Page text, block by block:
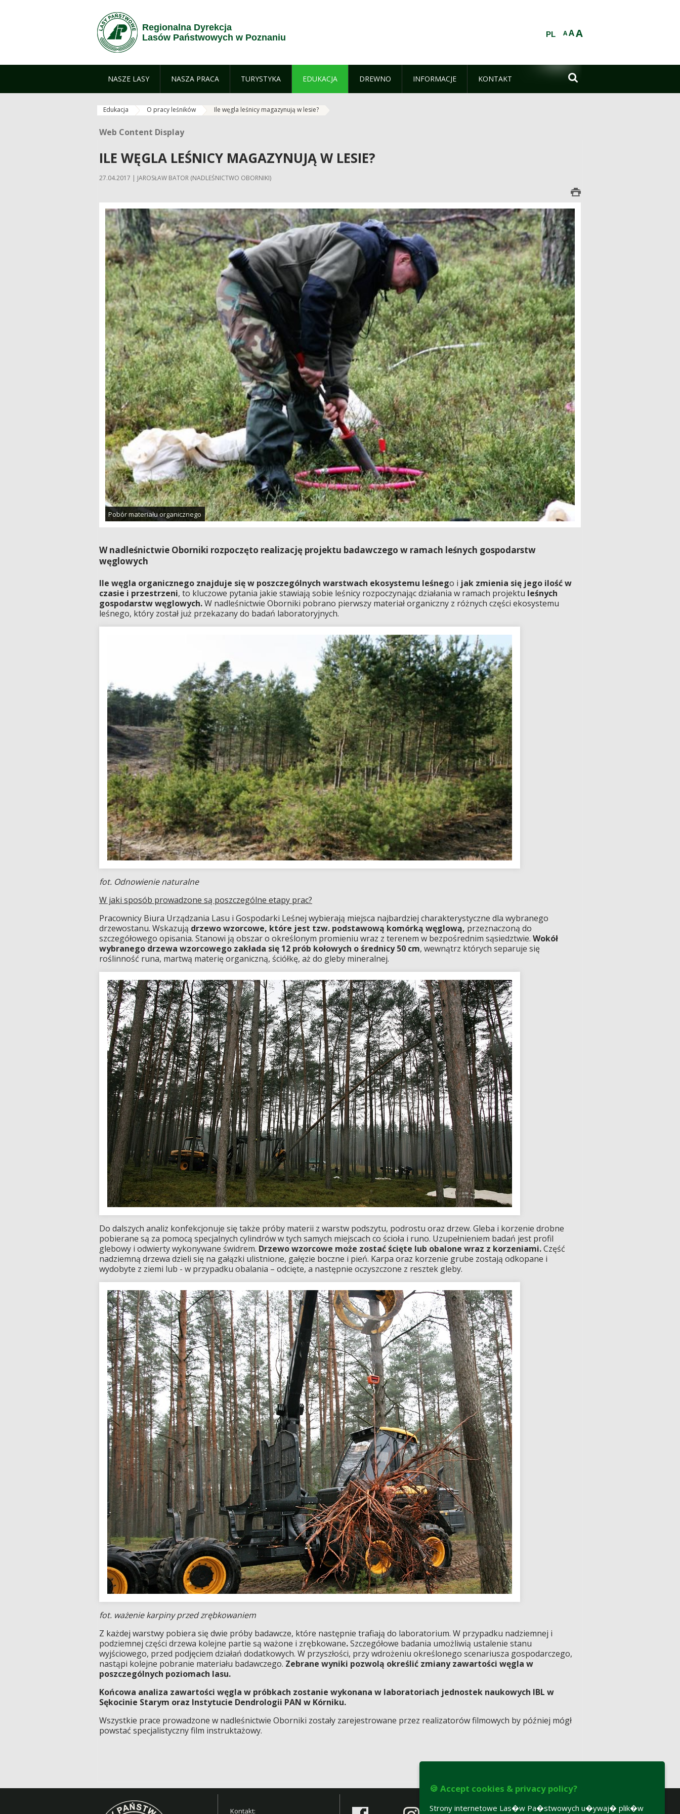
Regionalna Dyrekcja
Lasów Państwowych w Poznaniu
AAA
PL
NASZE LASY NASZA PRACA TURYSTYKA EDUKACJA DREWNO INFORMACJE KONTAKT 
Edukacja O pracy leśników Ile węgla leśnicy magazynują w lesie?
Web Content Display
Web Content Display
ILE WĘGLA LEŚNICY MAGAZYNUJĄ W LESIE?
27.04.2017 | JAROSŁAW BATOR (NADLEŚNICTWO OBORNIKI)
Pobór materiału organicznego
W nadleśnictwie Oborniki rozpoczęto realizację projektu badawczego w ramach leśnych gospodarstw
węglowych
Ile węgla organicznego znajduje się w poszczególnych warstwach ekosystemu leśnego i jak zmienia się jego ilość w
czasie i przestrzeni, to kluczowe pytania jakie stawiają sobie leśnicy rozpoczynając działania w ramach projektu leśnych
gospodarstw węglowych.W nadleśnictwie Oborniki pobrano pierwszy materiał organiczny z różnych części ekosystemu
leśnego, który został już przekazany do badań laboratoryjnych.
fot. Odnowienie naturalne
W jaki sposób prowadzone są poszczególne etapy prac?
Pracownicy Biura Urządzania Lasu i Gospodarki Leśnej wybierają miejsca najbardziej charakterystyczne dla wybranego
drzewostanu. Wskazują drzewo wzorcowe, które jest tzw. podstawową komórką węglową, przeznaczoną do
szczegółowego opisania. Stanowi ją obszar o określonym promieniu wraz z terenem w bezpośrednim sąsiedztwie. Wokół
wybranego drzewa wzorcowego zakłada się 12 prób kołowych o średnicy 50 cm, wewnątrz których separuje się
roślinność runa, martwą materię organiczną, ściółkę, aż do gleby mineralnej.
Do dalszych analiz konfekcjonuje się także próby materii z warstw podszytu, podrostu oraz drzew. Gleba i korzenie drobne
pobierane są za pomocą specjalnych cylindrów w tych samych miejscach co ścioła i runo. Uzupełnieniem badań jest profil
glebowy i odwierty wykonywane świdrem. Drzewo wzorcowe może zostać ścięte lub obalone wraz z korzeniami.Część
nadziemną drzewa dzieli się na gałązki ulistnione, gałęzie boczne i pień. Karpa oraz korzenie grube zostają odkopane i
wydobyte z ziemi lub - w przypadku obalania – odcięte, a następnie oczyszczone z resztek gleby.
fot. ważenie karpiny przed zrębkowaniem
Z każdej warstwy pobiera się dwie próby badawcze, które następnie trafiają do laboratorium. W przypadku nadziemnej i
podziemnej części drzewa kolejne partie są ważone i zrębkowane.Szczegółowe badania umożliwią ustalenie stanu
wyjściowego, przed podjęciem działań dodatkowych. W przyszłości, przy wdrożeniu określonego scenariusza gospodarczego,
nastąpi kolejne pobranie materiału badawczego. Zebrane wyniki pozwolą określić zmiany zawartości węgla w
poszczególnych poziomach lasu.
Końcowa analiza zawartości węgla w próbkach zostanie wykonana w laboratoriach jednostek naukowych IBL w
Sękocinie Starym oraz Instytucie Dendrologii PAN w Kórniku.
Wszystkie prace prowadzone w nadleśnictwie Oborniki zostały zarejestrowane przez realizatorów filmowych by później mógł
powstać specjalistyczny film instruktażowy.
Kontakt:
🍪 Accept cookies & privacy policy?
Strony internetowe Las�w Pa�stwowych u�ywaj� plik�w